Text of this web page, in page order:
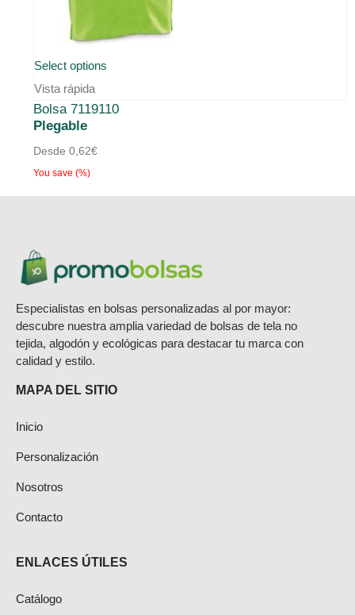
Select options
tiene
elegir
página
producto
Vista rápida
Bolsa 7119110
Plegable
Desde 0,62€
You save (%)
Especialistas en bolsas personalizadas al por mayor:
descubre nuestra amplia variedad de bolsas de tela no
tejida, algodón y ecológicas para destacar tu marca con
calidad y estilo.
MAPA DEL SITIO
Inicio
Personalización
Nosotros
Contacto
ENLACES ÚTILES
Catálogo